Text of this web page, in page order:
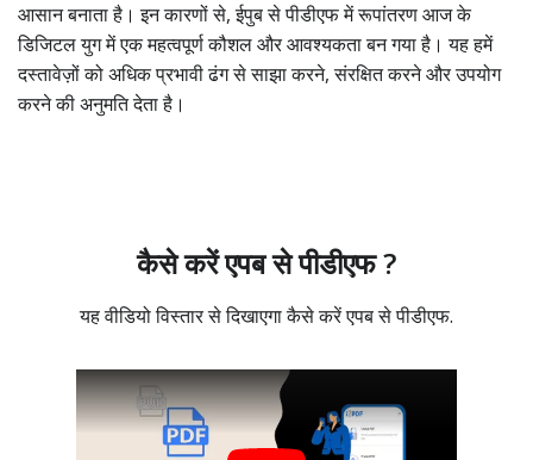
आसान बनाता है। इन कारणों से, ईपुब से पीडीएफ में रूपांतरण आज के
डिजिटल युग में एक महत्वपूर्ण कौशल और आवश्यकता बन गया है। यह हमें
दस्तावेज़ों को अधिक प्रभावी ढंग से साझा करने, संरक्षित करने और उपयोग
करने की अनुमति देता है।
कैसे करें एपब से पीडीएफ ?
यह वीडियो विस्तार से दिखाएगा कैसे करें एपब से पीडीएफ.